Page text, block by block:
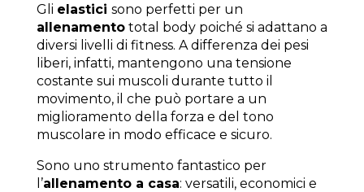
Gli elastici sono perfetti per un
allenamentototal body poiché si adattano a
diversi livelli di fitness. A differenza dei pesi
liberi, infatti, mantengono una tensione
costante sui muscoli durante tutto il
movimento, il che può portare a un
miglioramento della forza e del tono
muscolare in modo efficace e sicuro.
Sono uno strumento fantastico per
l’allenamento a casa: versatili, economici e